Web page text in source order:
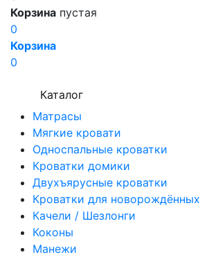
Корзина пустая
0
Корзина
0
Каталог
Матрасы
Мягкие кровати
Односпальные кроватки
Кроватки домики
Двухъярусные кроватки
Кроватки для новорождённых
Качели / Шезлонги
Коконы
Манежи